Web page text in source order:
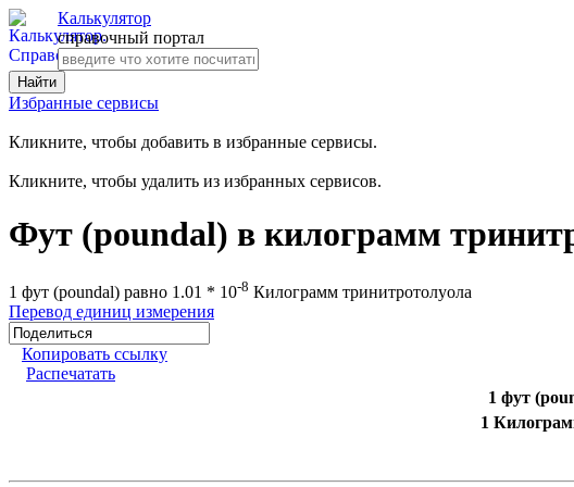
Калькулятор
справочный портал
Избранные сервисы
Кликните, чтобы добавить в избранные сервисы.
Кликните, чтобы удалить из избранных сервисов.
Фут (poundal) в килограмм
1 фут (poundal) равно 1.01 * 10-8 Килограмм тринитротолуола
Перевод единиц измерения
Копировать ссылку
Распечатать
1 фут
1